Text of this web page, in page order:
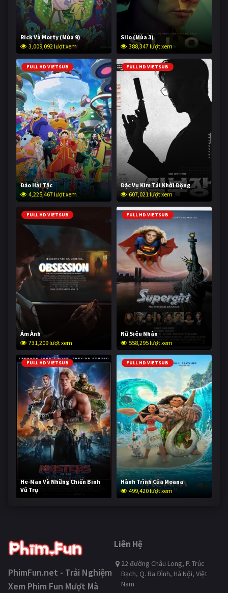
Rick Và Morty (Mùa 9)
3,009,092 lượt xem
Silo (Mùa 3)
388,347 lượt xem
FULL HD VIETSUB
Đảo Hải Tặc
4,225,467 lượt xem
FULL HD VIETSUB
Đặc Vụ Kim Tái Khởi Động
607,021 lượt xem
FULL HD VIETSUB
Ám Ảnh
731,209 lượt xem
FULL HD VIETSUB
Nữ Siêu Nhân
558,295 lượt xem
FULL HD VIETSUB
He-Man Và Những Chiến Binh
Vũ Trụ
248,852 lượt xem
FULL HD VIETSUB
Hành Trình Của Moana
499,420 lượt xem
PhimFun.net - Trải Nghiệm
Xem Phim Fun Mượt Mà
Liên Hệ
22 đường Châu Long, P. Trúc
Bạch, Q. Ba Đình, Hà Nội, Việt
Nam